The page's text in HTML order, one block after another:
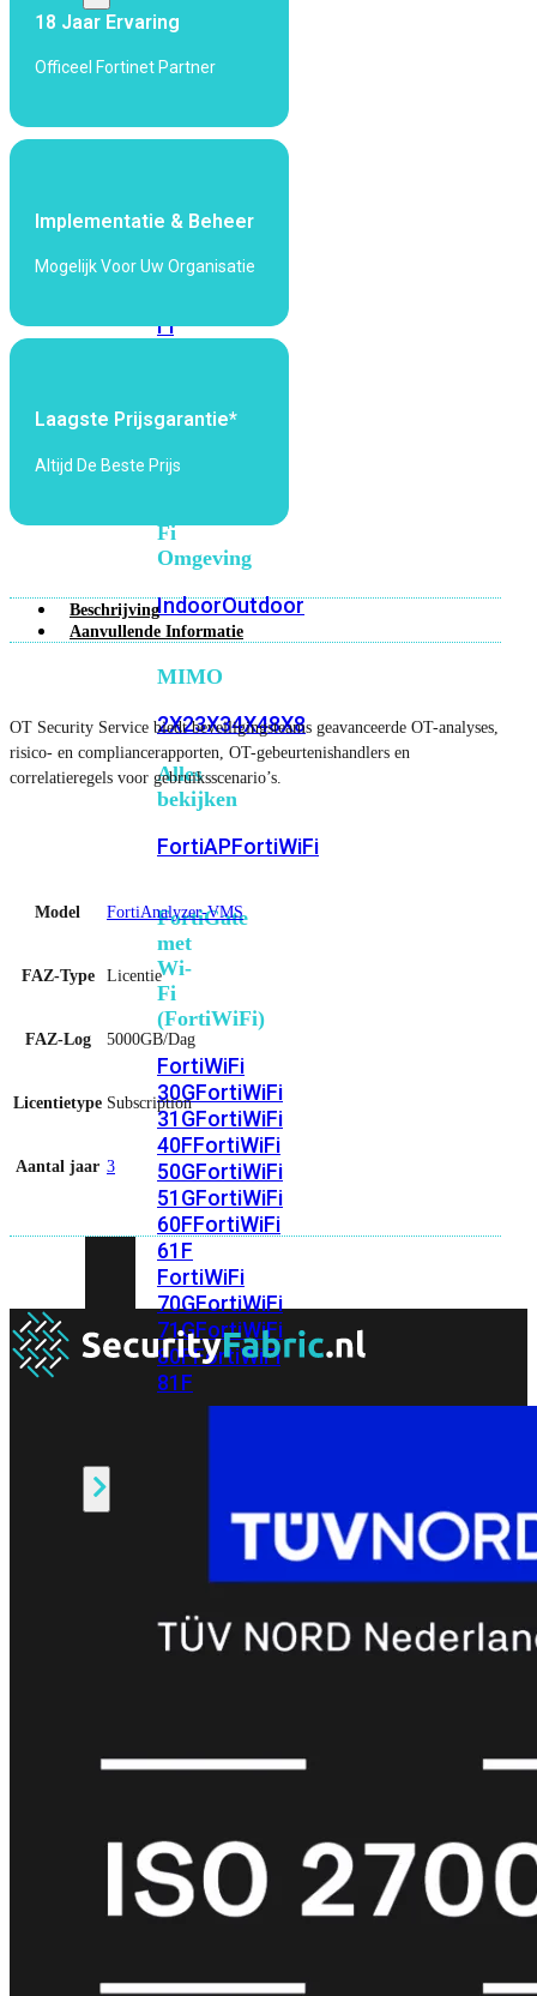
Alle
Points
Fi
Fi
Fi
7
Fi
Omgeving
IndoorOutdoor
MIMO
2X23X34X48X8
Alles
bekijken
FortiAPFortiWiFi
FortiGate
met
Wi-
Fi
(FortiWiFi)
FortiWiFi
30GFortiWiFi
31GFortiWiFi
40FFortiWiFi
50GFortiWiFi
51GFortiWiFi
60FFortiWiFi
61F
FortiWiFi
70GFortiWiFi
71GFortiWiFi
80FFortiWiFi
81F
bekijken
FortiCare
Support
EliteFortiCare
FortiCare
RMA
18 Jaar Ervaring
Officeel Fortinet Partner
Implementatie & Beheer
Mogelijk Voor Uw Organisatie
Laagste Prijsgarantie*
Altijd De Beste Prijs
Beschrijving
Aanvullende Informatie
OT Security Service biedt beveiligingsteams geavanceerde OT-analyses,
risico- en compliancerapporten, OT-gebeurtenishandlers en
correlatieregels voor gebruiksscenario’s.
Model FortiAnalyzer-VMS
FAZ-Type Licentie
FAZ-Log 5000GB/Dag
Licentietype Subscription
Aantal jaar 3